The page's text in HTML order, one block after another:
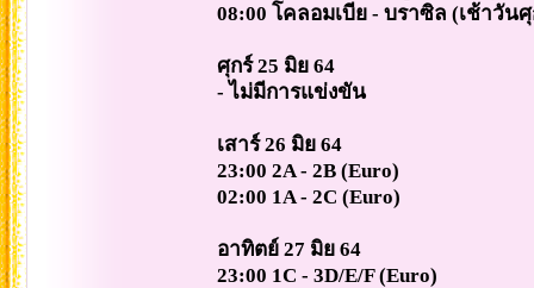
08:00 โคลอมเบีย - บราซิล (เช้าวัน
ศุกร์ 25 มิย 64
- ไม่มีการแข่งขัน
เสาร์ 26 มิย 64
23:00 2A - 2B (Euro)
02:00 1A - 2C (Euro)
อาทิตย์ 27 มิย 64
23:00 1C - 3D/E/F (Euro)